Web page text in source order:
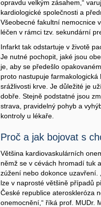
opravdu velkým zásahem,“
kardiologické společnosti a
Všeobecné fakultní nemocnice
léčen v rámci tzv. sekundární
Infarkt tak odstartuje v životě
Je nutné pochopit, jaké jsou
je, aby se předešlo
proto nastupuje
srážlivosti krve. Je důležité je
dobře. Stejně podstatné jsou
strava, pravidelný pohyb a
kontroly u lékaře.
Proč a jak bojovat s
Většina kardiovaskulárních
němž se v cévách hromadí tuk
zúžení nebo dokonce uzavření.
lze v naprosté většině případů
České republice ateroskleróza
onemocnění,“ říká prof. MUDr.